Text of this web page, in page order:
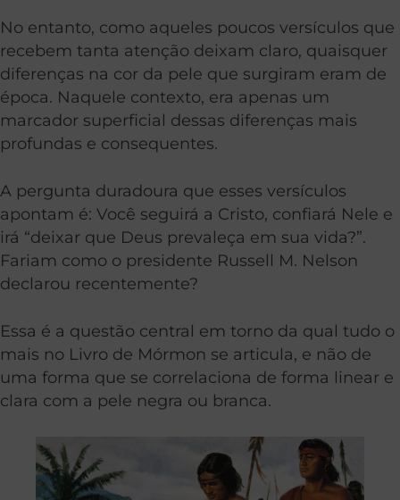
No entanto, como aqueles poucos versículos que
recebem tanta atenção deixam claro, quaisquer
diferenças na cor da pele que surgiram eram de
época. Naquele contexto, era apenas um
marcador superficial dessas diferenças mais
profundas e consequentes.
A pergunta duradoura que esses versículos
apontam é: Você seguirá a Cristo, confiará Nele e
irá “deixar que Deus prevaleça em sua vida?”.
Fariam como o presidente Russell M. Nelson
declarou recentemente?
Essa é a questão central em torno da qual tudo o
mais no Livro de Mórmon se articula, e não de
uma forma que se correlaciona de forma linear e
clara com a pele negra ou branca.